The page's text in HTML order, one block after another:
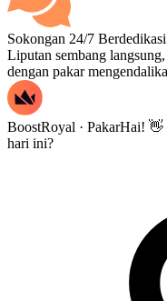
Sokongan 24/7 Berdedikasi
Liputan sembang
dengan pakar
BoostRoyal · PakarHai! 👋
hari ini?